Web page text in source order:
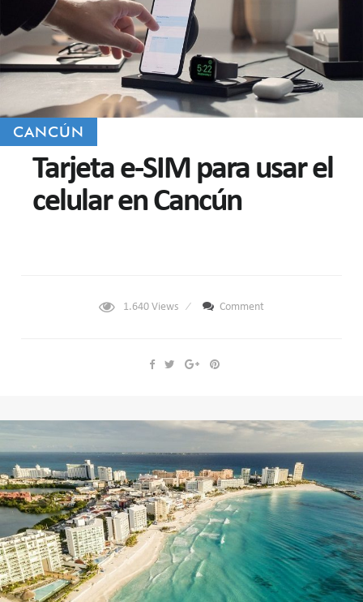
CANCÚN
Tarjeta e-SIM para usar el
celular en Cancún
1.640 Views Comment